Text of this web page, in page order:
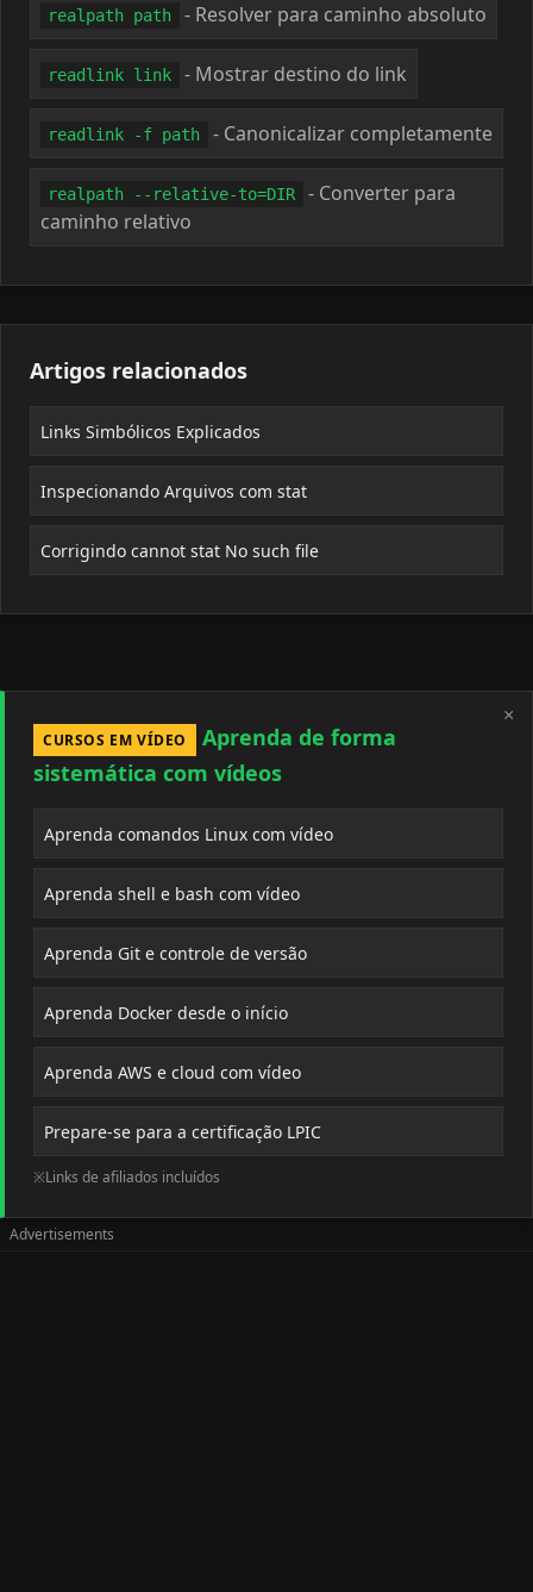
realpath path - Resolver para caminho absoluto
readlink link - Mostrar destino do link
readlink -f path - Canonicalizar completamente
realpath --relative-to=DIR
- Converter para
caminho relativo
Artigos relacionados
Links Simbólicos Explicados
Inspecionando Arquivos com stat
Corrigindo cannot stat No such file
×
CURSOS EM VÍDEO
Aprenda de forma
sistemática com vídeos
Aprenda comandos Linux com vídeo
Aprenda shell e bash com vídeo
Aprenda Git e controle de versão
Aprenda Docker desde o início
Aprenda AWS e cloud com vídeo
Prepare-se para a certificação LPIC
※Links de afiliados incluídos